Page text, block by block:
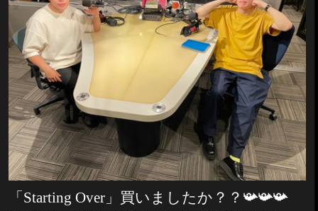
「 Starting Over 」買いましたか？？ 📯📯📯